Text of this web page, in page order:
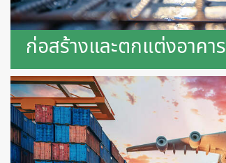
ก่อสร้างและตกแต่งอาคาร